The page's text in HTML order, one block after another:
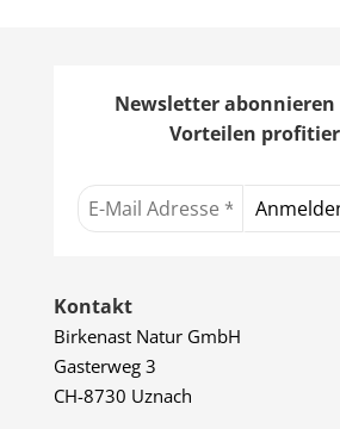
Newsletter
Vorteilen
Kontakt
Birkenast Natur GmbH
Gasterweg 3
CH-8730 Uznach